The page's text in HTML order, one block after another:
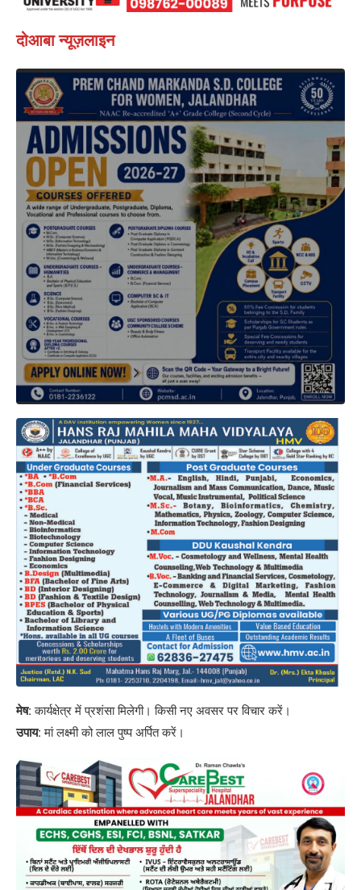
दोआबा न्यूज़लाइन
मेष:कार्यक्षेत्र में प्रशंसा मिलेगी। किसी नए अवसर पर विचार करें।
उपाय: मां लक्ष्मी को लाल पुष्प अर्पित करें।